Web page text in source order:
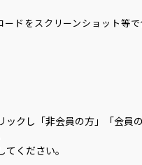
ドをスクリーンショット等
クし「非会員の方」「会員
ください。